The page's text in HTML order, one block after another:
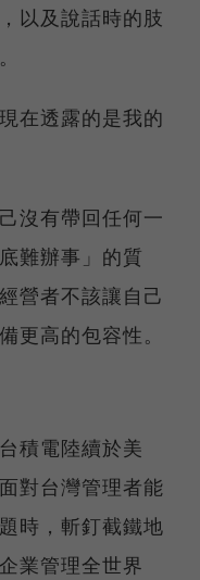
以及說話時的肢
在透露的是我的
沒有帶回任何一
難辦事」的質
營者不該讓自己
更高的包容性。
積電陸續於美
對台灣管理者能
時，斬釘截鐵地
業管理全世界